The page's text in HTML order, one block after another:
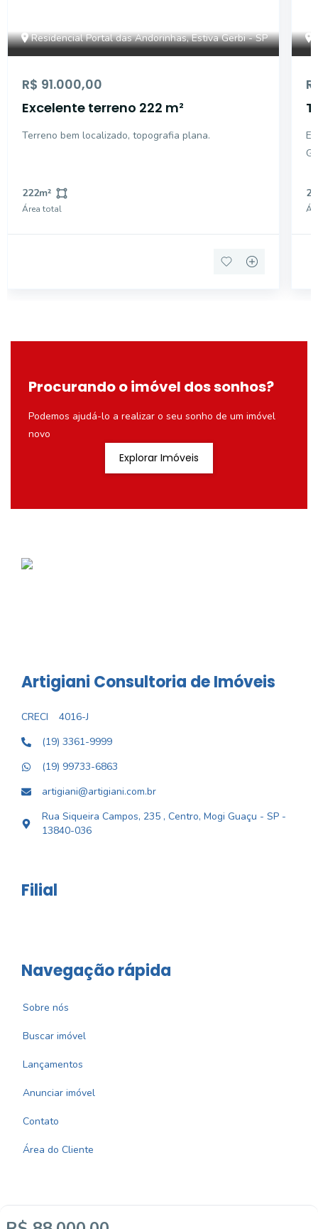
Residencial Portal das Andorinhas, Estiva Gerbi - SP
R$ 91.000,00
Excelente terreno 222 m²
Terreno bem localizado, topografia plana.
222m²
Área total
Procurando o imóvel dos sonhos?
Podemos ajudá-lo a realizar o seu sonho de um imóvel
novo
Explorar Imóveis
Artigiani Consultoria de Imóveis
CRECI
4016-J
(19) 3361-9999
(19) 99733-6863
artigiani@artigiani.com.br
Rua Siqueira Campos, 235 , Centro, Mogi Guaçu - SP -
13840-036
Filial
Navegação rápida
Sobre nós
Buscar imóvel
Lançamentos
Anunciar imóvel
Contato
Área do Cliente